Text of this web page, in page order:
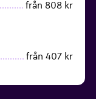
från 808 kr
från 407 kr